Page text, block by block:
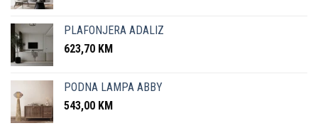
PLAFONJERA ADALIZ
623,70 KM
PODNA LAMPA ABBY
543,00 KM